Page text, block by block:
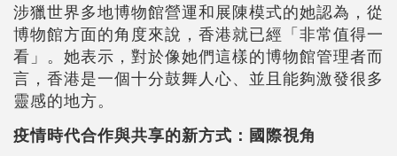
涉獵世界多地博物館營運和展陳模式的她認為，從
博物館方面的角度來說，香港就已經「非常值得一
看」。她表示，對於像她們這樣的博物館管理者而
言，香港是一個十分鼓舞人心、並且能夠激發很多
靈感的地方。
疫情時代合作與共享的新方式：國際視角